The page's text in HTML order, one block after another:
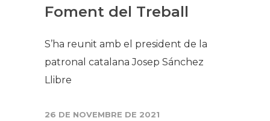
Foment del Treball
S’ha reunit amb el president de la
patronal catalana Josep Sánchez
Llibre
26 DE NOVEMBRE DE 2021